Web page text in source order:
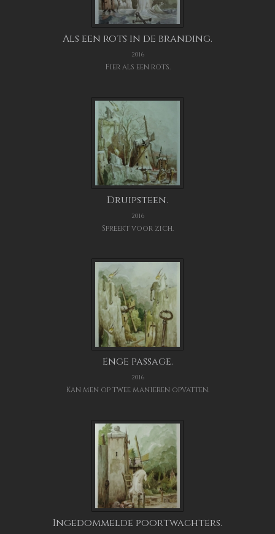
Als een rots in de branding.
2016
Fier als een rots.
Druipsteen.
2016
Spreekt voor zich.
Enge passage.
2016
Kan men op twee manieren opvatten.
Ingedommelde poortwachters.